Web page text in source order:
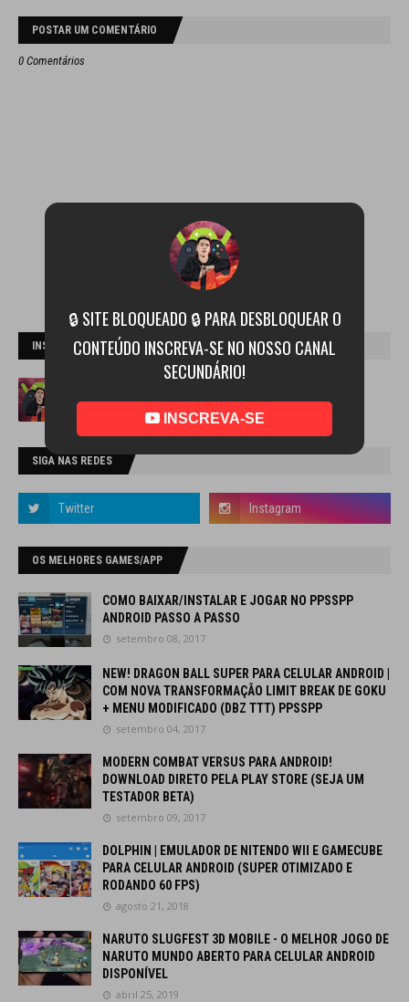
POSTAR UM COMENTÁRIO
0 Comentários
INSCREVA-SE NO CANAL
SIGA NAS REDES
OS MELHORES GAMES/APP
COMO BAIXAR/INSTALAR E JOGAR NO PPSSPP
ANDROID PASSO A PASSO
setembro 08, 2017
NEW! DRAGON BALL SUPER PARA CELULAR ANDROID |
COM NOVA TRANSFORMAÇÃO LIMIT BREAK DE GOKU
+ MENU MODIFICADO (DBZ TTT) PPSSPP
setembro 04, 2017
MODERN COMBAT VERSUS PARA ANDROID!
DOWNLOAD DIRETO PELA PLAY STORE (SEJA UM
TESTADOR BETA)
setembro 09, 2017
DOLPHIN | EMULADOR DE NITENDO WII E GAMECUBE
PARA CELULAR ANDROID (SUPER OTIMIZADO E
RODANDO 60 FPS)
agosto 21, 2018
NARUTO SLUGFEST 3D MOBILE - O MELHOR JOGO DE
NARUTO MUNDO ABERTO PARA CELULAR ANDROID
DISPONÍVEL
abril 25, 2019
🔒 SITE BLOQUEADO 🔒 PARA DESBLOQUEAR O
CONTEÚDO INSCREVA-SE NO NOSSO CANAL
SECUNDÁRIO!
INSCREVA-SE